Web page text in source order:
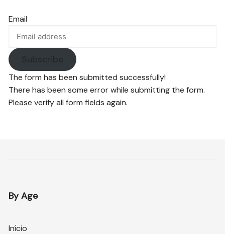
Email
Subscribe
The form has been submitted successfully!
There has been some error while submitting the form.
Please verify all form fields again.
By Age
Início